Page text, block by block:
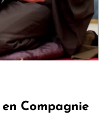
Compagnie